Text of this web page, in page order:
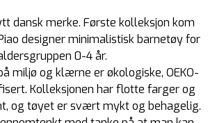
dansk merke. Første kolleksjon kom
designer minimalistisk barnetøy for
0-4 år.
miljø og klærne er økologiske, OEKO-
Kolleksjonen har flotte farger og
og tøyet er svært mykt og behagelig.